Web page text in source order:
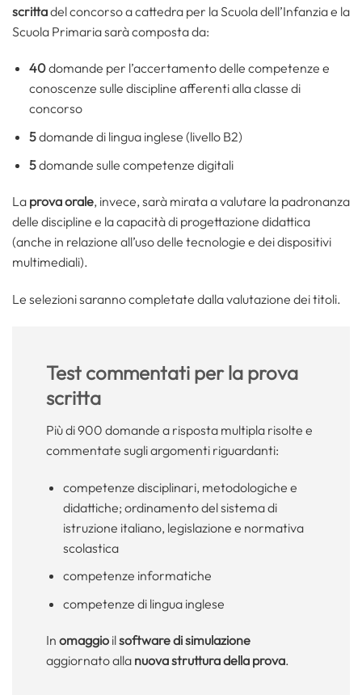
scrittadel concorso a cattedra per la Scuola dell’Infanzia e la
Scuola Primaria sarà composta da:
40domande per l’accertamento delle competenze e
conoscenze sulle discipline afferenti alla classe di
concorso
5domande di lingua inglese (livello B2)
5domande sulle competenze digitali
La prova orale, invece, sarà mirata a valutare la padronanza
delle discipline e la capacità di progettazione didattica
(anche in relazione all’uso delle tecnologie e dei dispositivi
multimediali).
Le selezioni saranno completate dalla valutazione dei titoli.
Test commentati per la prova
scritta
Più di 900 domande a risposta multipla risolte e
commentate sugli argomenti riguardanti:
competenze disciplinari, metodologiche e
didattiche; ordinamento del sistema di
istruzione italiano, legislazione e normativa
scolastica
competenze informatiche
competenze di lingua inglese
In omaggioilsoftware di simulazione
aggiornato alla nuova struttura della prova.